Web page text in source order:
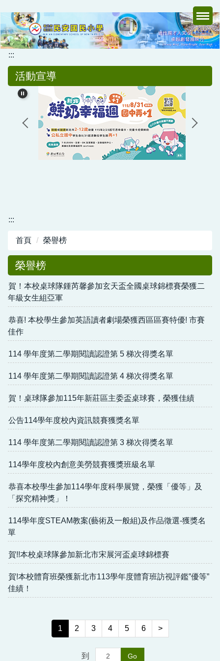
到
主
要
內
容
:::
活動宣導
:::
首頁 榮譽榜
榮譽榜
賀！本校桌球隊鍾芮馨參加玄天盃全國桌球錦標賽榮獲二
年級女生組亞軍
恭喜! 本校學生參加英語讀者劇場榮獲西區區賽特優! 市賽
佳作
114 學年度第二學期閱讀認證第 5 梯次得獎名單
114 學年度第二學期閱讀認證第 4 梯次得獎名單
賀！桌球隊參加115年新莊區主委盃桌球賽，榮獲佳績
公告114學年度校內資訊競賽獲獎名單
114 學年度第二學期閱讀認證第 3 梯次得獎名單
114學年度校內創意美勞競賽獲獎班級名單
恭喜本校學生參加114學年度科學展覽，榮獲「優等」及
「探究精神獎」！
114學年度STEAM教案(藝術及一般組)及作品徵選-獲獎名
單
賀!!本校桌球隊參加新北市宋展河盃桌球錦標賽
賀!本校體育班榮獲新北市113學年度體育班訪視評鑑”優等”
佳績！
1 2 3 4 5 6 >
到 Go